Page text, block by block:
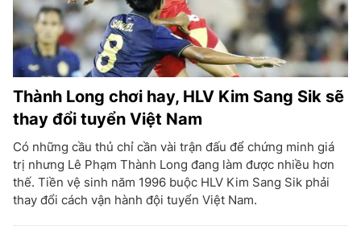
Thành Long chơi hay, HLV Kim Sang Sik sẽ
thay đổi tuyển Việt Nam
Có những cầu thủ chỉ cần vài trận đấu để chứng minh giá
trị nhưng Lê Phạm Thành Long đang làm được nhiều hơn
thế. Tiền vệ sinh năm 1996 buộc HLV Kim Sang Sik phải
thay đổi cách vận hành đội tuyển Việt Nam.